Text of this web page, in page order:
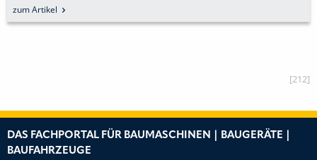
KOPPELN
zum Artikel
[212]
DAS FACHPORTAL FÜR BAUMASCHINEN | BAUGERÄTE |
BAUFAHRZEUGE